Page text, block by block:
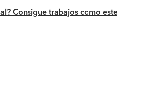
Consigue trabajos como este